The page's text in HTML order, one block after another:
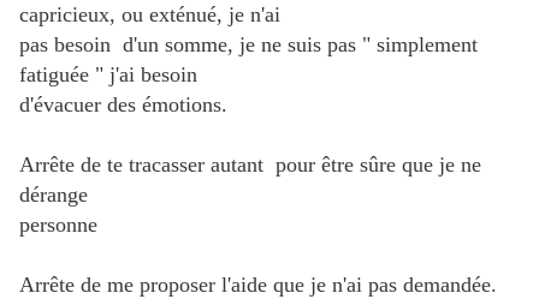
capricieux, ou exténué, je n'ai
pas besoin d'un somme, je ne suis pas " simplement
fatiguée " j'ai besoin
d'évacuer des émotions.
Arrête de te tracasser autant pour être sûre que je ne
dérange
personne
Arrête de me proposer l'aide que je n'ai pas demandée.